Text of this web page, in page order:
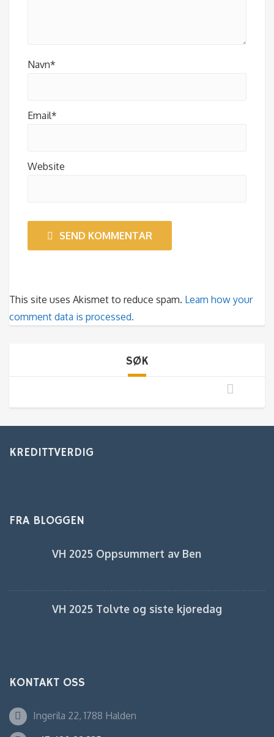
Navn*
Email*
Website
SEND KOMMENTAR
This site uses Akismet to reduce spam. Learn how your
comment data is processed.
SØK
KREDITTVERDIG
FRA BLOGGEN
VH 2025 Oppsummert av Ben
VH 2025 Tolvte og siste kjøredag
KONTAKT OSS
Ingerila 22, 1788 Halden